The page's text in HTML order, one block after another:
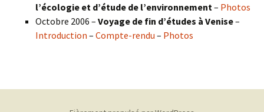
l’écologie et d’étude de l’environnement – Photos
Octobre 2006 – Voyage de fin d’études à Venise–
Introduction – Compte-rendu – Photos